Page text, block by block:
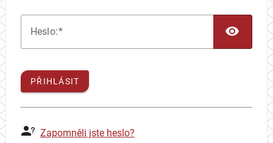
Heslo:
PŘIHLÁSIT
Zapomněli jste heslo?